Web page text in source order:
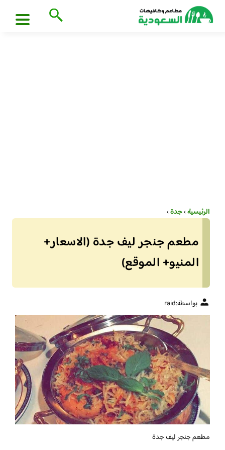
الرئيسية›جدة›
مطعم جنجر ليف جدة (الاسعار+
المنيو+ الموقع)
بواسطة:raid
مطعم جنجر ليف جدة